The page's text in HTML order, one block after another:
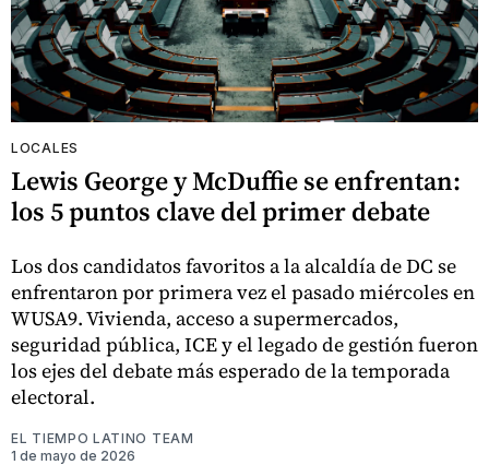
LOCALES
Lewis George y McDuffie se enfrentan:
los 5 puntos clave del primer debate
Los dos candidatos favoritos a la alcaldía de DC se
enfrentaron por primera vez el pasado miércoles en
WUSA9. Vivienda, acceso a supermercados,
seguridad pública, ICE y el legado de gestión fueron
los ejes del debate más esperado de la temporada
electoral.
EL TIEMPO LATINO TEAM
1 de mayo de 2026